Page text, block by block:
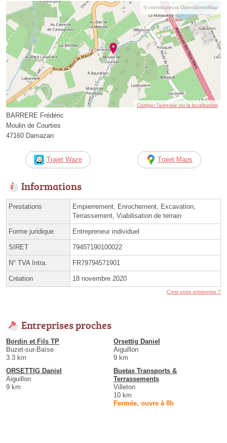
© contributeurs OpenStreetMap
Corriger l’adresse ou la localisation
BARRERE Frédéric
Moulin de Courties
47160 Damazan
Trajet Waze Trajet Maps
Informations
Prestations
Empierrement, Enrochement, Excavation,
Terrassement, Viabilisation de terrain
Forme juridique Entrepreneur individuel
SIRET 79457190100022
N° TVA Intra. FR79794571901
Création 18 novembre 2020
C'est votre entreprise ?
Entreprises proches
Bordin et Fils TP
Buzet-sur-Baïse
3.3 km
Orsettig Daniel
Aiguillon
9 km
ORSETTIG Daniel
Aiguillon
9 km
Buetas Transports &
Terrassements
Villeton
10 km
Fermée, ouvre à 8h